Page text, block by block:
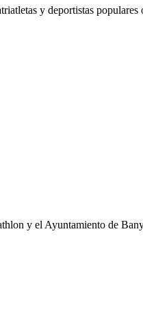
y deportistas populares
y el Ayuntamiento de